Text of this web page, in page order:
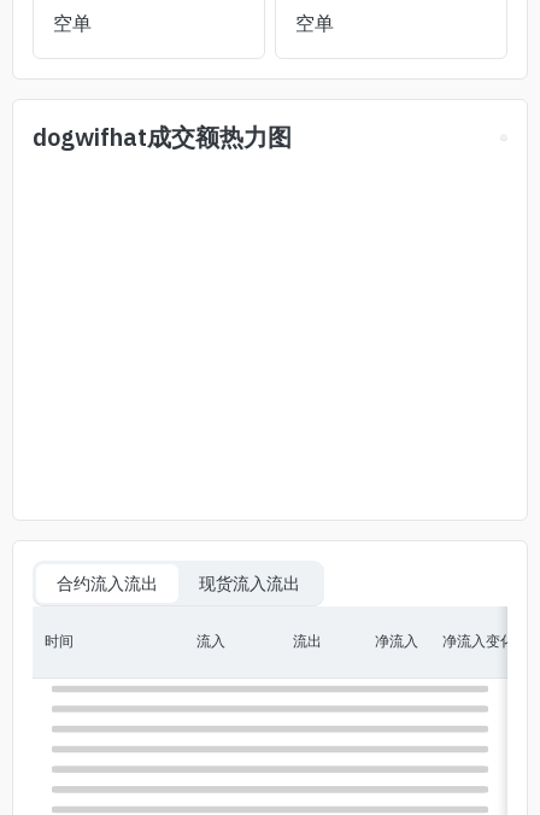
空单 空单
dogwifhat成交额热力图
合约流入流出 现货流入流出
时间 流入 流出 净流入 净流入变化